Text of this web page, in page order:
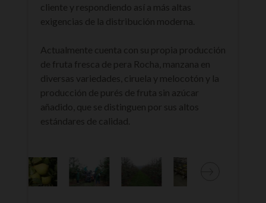
cliente y respondiendo así a más altas
exigencias de la distribución moderna.
Actualmente cuenta con su propia producción
de fruta fresca de pera Rocha, manzana en
diversas variedades, ciruela y melocotón y la
producción de purés de fruta sin azúcar
añadido, que se distinguen por sus altos
estándares de calidad.